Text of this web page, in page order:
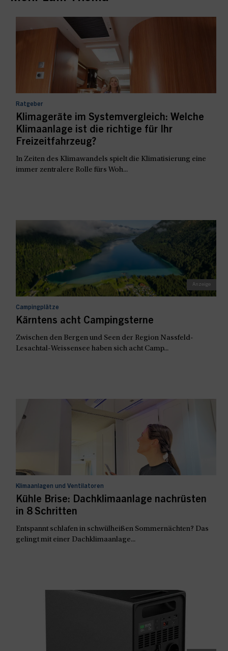
Ratgeber
Klimageräte im Systemvergleich: Welche
Klimaanlage ist die richtige für Ihr
Freizeitfahrzeug?
In Zeiten des Klimawandels spielt die Klimatisierung eine
immer zentralere Rolle fürs Woh...
Campingplätze
Kärntens acht Campingsterne
Zwischen den Bergen und Seen der Region Nassfeld-
Lesachtal-Weissensee haben sich acht Camp...
Klimaanlagen und Ventilatoren
Kühle Brise: Dachklimaanlage nachrüsten
in 8 Schritten
Entspannt schlafen in schwülheißen Sommernächten? Das
gelingt mit einer Dachklimaanlage...